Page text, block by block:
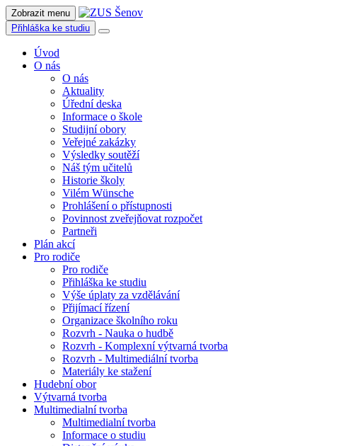
Zobrazit menu
Přihláška ke studiu
Úvod
O nás
O nás
Aktuality
Úřední deska
Informace o škole
Studijní obory
Veřejné zakázky
Výsledky soutěží
Náš tým učitelů
Historie školy
Vilém Wünsche
Prohlášení o přístupnosti
Povinnost zveřejňovat rozpočet
Partneři
Plán akcí
Pro rodiče
Pro rodiče
Přihláška ke studiu
Výše úplaty za vzdělávání
Přijímací řízení
Organizace školního roku
Rozvrh - Nauka o hudbě
Rozvrh - Komplexní výtvarná tvorba
Rozvrh - Multimediální tvorba
Materiály ke stažení
Hudební obor
Výtvarná tvorba
Multimedialní tvorba
Multimedialní tvorba
Informace o studiu